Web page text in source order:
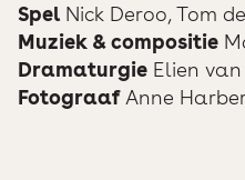
SpelNick Deroo, Tom
Muziek & compositie
Dramaturgie Elien
FotograafAnne